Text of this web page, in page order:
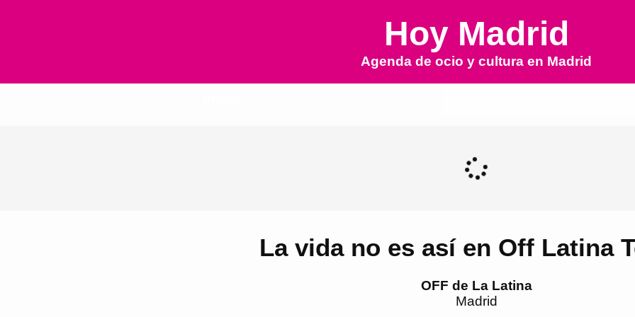
Hoy Madrid
Agenda de ocio y cultura en Madrid
La vida no es así en Off Latina
OFF de La Latina
Madrid